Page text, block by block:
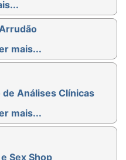
mais...
Análises Clínicas
mais...
Sex Shop